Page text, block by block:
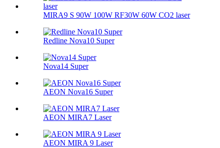
MIRA9 S 90W 100W RF30W 60W CO2 laser
Redline Nova10 Super
Nova14 Super
AEON Nova16 Super
AEON MIRA7 Laser
AEON MIRA 9 Laser